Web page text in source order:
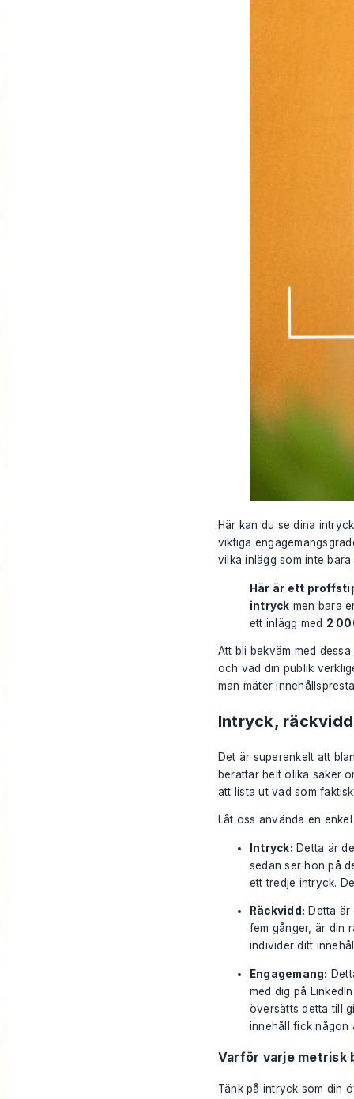
Här kan du se dina
viktiga
vilka inlägg som inte
Här är ett
intryck men bara
ett inlägg med 2
Att bli bekväm med
och vad din publik
man mäter
Intryck,
Det är superenkelt att
berättar helt olika saker
att lista ut vad som
Låt oss använda en
Intryck: Detta är
sedan ser hon på
ett tredje intryck.
Räckvidd: Detta
fem gånger, är din
individer ditt
Engagemang:
med dig på
översätts detta till
innehåll fick någon
Varför varje metrisk
Tänk på intryck som din